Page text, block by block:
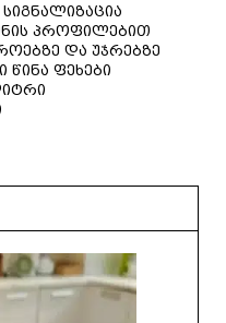
სიგნალიზაცია
პროფილებით
და უჯრებზე
ფეხები